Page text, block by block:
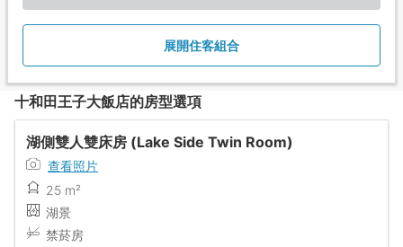
展開住客組合
十和田王子大飯店的房型選項
湖側雙人雙床房 (Lake Side Twin Room)
查看照片
25 m²
湖景
禁菸房